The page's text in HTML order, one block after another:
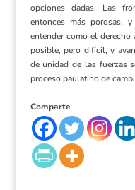
opciones dadas. Las
entonces más porosas,
entender como el
posible, pero difícil, y
de unidad de las fuerzas
proceso paulatino de
Comparte